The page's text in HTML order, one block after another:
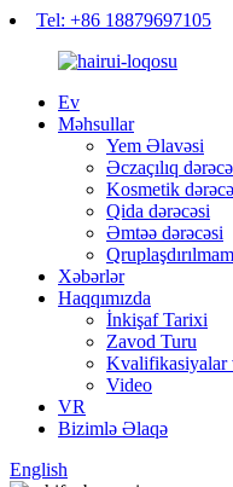
Tel: +86 18879697105
Ev
Məhsullar
Yem Əlavəsi
Əczaçılıq
Kosmetik dərəcə
Qida dərəcəsi
Əmtəə dərəcəsi
Xəbərlər
Haqqımızda
İnkişaf Tarixi
Zavod Turu
Kvalifikasiyalar
Video
VR
Bizimlə Əlaqə
English